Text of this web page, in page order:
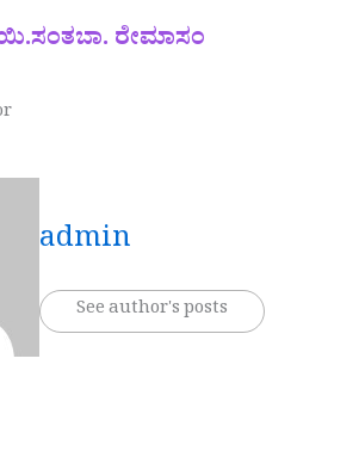
ರೇಮಾಸಂ
admin
See author's posts